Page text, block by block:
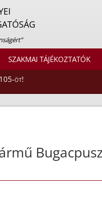
SZAKMAI TÁJÉKOZTATÓK
105-öt!